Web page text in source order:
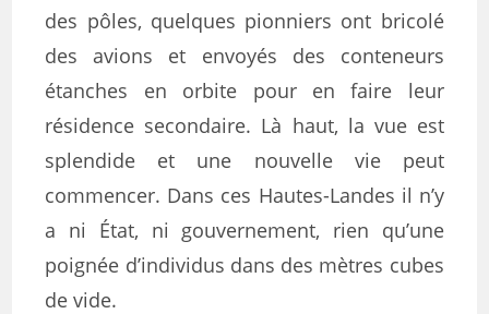
des pôles, quelques pionniers ont bricolé
des avions et envoyés des conteneurs
étanches en orbite pour en faire leur
résidence secondaire. Là haut, la vue est
splendide et une nouvelle vie peut
commencer. Dans ces Hautes-Landes il n’y
a ni État, ni gouvernement, rien qu’une
poignée d’individus dans des mètres cubes
de vide.